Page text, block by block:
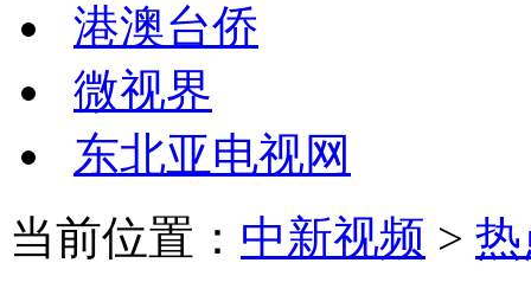
港澳台侨
微视界
东北亚电视网
当前位置： 中新视频 >